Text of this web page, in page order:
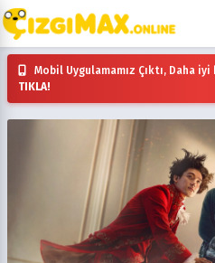
Mobil Uygulamamız Çıktı, Daha
TIKLA!